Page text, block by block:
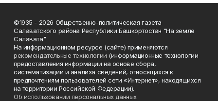
©1935 - 2026 Общественно-политическая газета
Салаватского района Республики Башкортостан "На земле
Салавата"
На информационном ресурсе (сайте) применяются
рекомендательные технологии (информационные технологии
предоставления информации на основе сбора,
систематизации и анализа сведений, относящихся к
предпочтениям пользователей сети «Интернет», находящихся
на территории Российской Федерации).
Об использовании персональных данных